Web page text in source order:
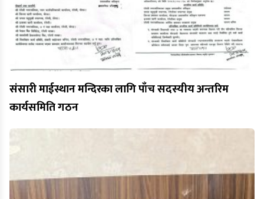
संसारी माईस्थान मन्दिरका लागि पाँच सदस्यीय अन्तरिम
कार्यसमिति गठन